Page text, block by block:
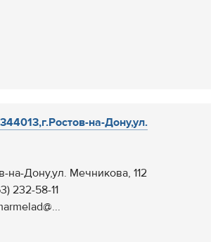
на-Дону,ул.
на-Дону,ул. Мечникова, 112
232-58-11